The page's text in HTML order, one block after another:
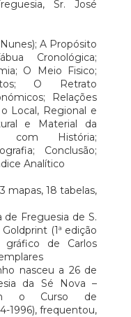
Sr. José
A Propósito
Cronológica;
O Meio Fisico;
O Retrato
Relações
Local, Regional e
e Material da
com História;
Conclusão;
Analítico
mapas, 18 tabelas,
de Freguesia de S.
(1ª edição
de Carlos
nasceu a 26 de
da Sé Nova –
o Curso de
1996), frequentou,